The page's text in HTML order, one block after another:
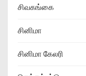
சிவகங்கை
சினிமா
சினிமா கேலரி